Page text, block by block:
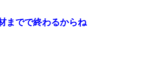
までで終わるからね